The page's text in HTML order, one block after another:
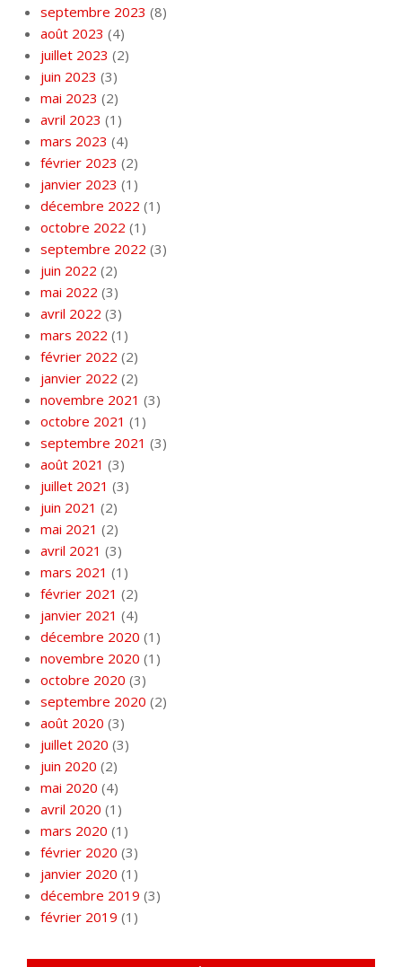
septembre 2023 (8)
août 2023 (4)
juillet 2023 (2)
juin 2023 (3)
mai 2023 (2)
avril 2023 (1)
mars 2023 (4)
février 2023 (2)
janvier 2023 (1)
décembre 2022 (1)
octobre 2022 (1)
septembre 2022 (3)
juin 2022 (2)
mai 2022 (3)
avril 2022 (3)
mars 2022 (1)
février 2022 (2)
janvier 2022 (2)
novembre 2021 (3)
octobre 2021 (1)
septembre 2021 (3)
août 2021 (3)
juillet 2021 (3)
juin 2021 (2)
mai 2021 (2)
avril 2021 (3)
mars 2021 (1)
février 2021 (2)
janvier 2021 (4)
décembre 2020 (1)
novembre 2020 (1)
octobre 2020 (3)
septembre 2020 (2)
août 2020 (3)
juillet 2020 (3)
juin 2020 (2)
mai 2020 (4)
avril 2020 (1)
mars 2020 (1)
février 2020 (3)
janvier 2020 (1)
décembre 2019 (3)
février 2019 (1)